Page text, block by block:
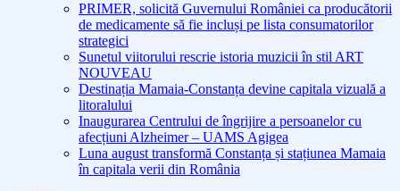
PRIMER, solicită Guvernului României ca producătorii
de medicamente să fie incluși pe lista consumatorilor
strategici
Sunetul viitorului rescrie istoria muzicii în stil ART
NOUVEAU
Destinația Mamaia-Constanța devine capitala vizuală a
litoralului
Inaugurarea Centrului de îngrijire a persoanelor cu
afecțiuni Alzheimer – UAMS Agigea
Luna august transformă Constanța și stațiunea Mamaia
în capitala verii din România